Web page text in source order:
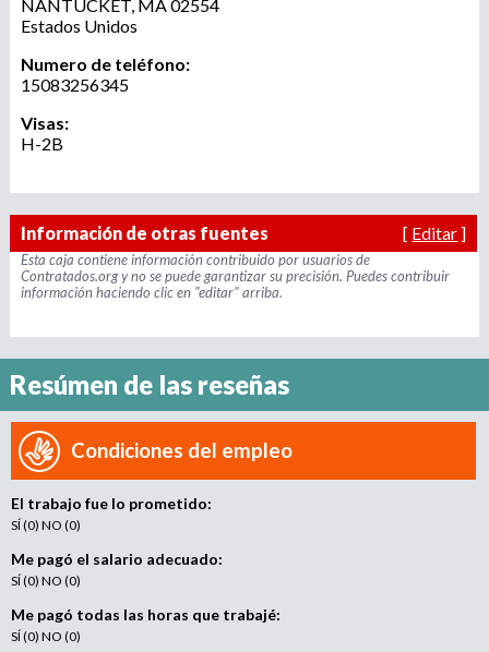
u
e
d
a
r
o
a
g
d
e
r
e
t
a
m
e
n
o
NANTUCKET, MA02554
Estados Unidos
Numero de teléfono:
15083256345
Visas:
H-2B
Información de otras fuentes [ Editar ]
Esta caja contiene información contribuido por usuarios de
Contratados.org y no se puede garantizar su precisión. Puedes contribuir
información haciendo clic en "editar" arriba.
Resúmen de las reseñas
Condiciones del empleo
El trabajo fue lo prometido:
SÍ (0) NO (0)
Me pagó el salario adecuado:
SÍ (0) NO (0)
Me pagó todas las horas que trabajé:
SÍ (0) NO (0)